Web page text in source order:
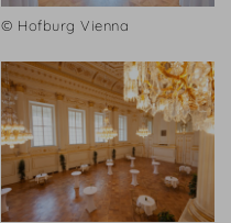
© Hofburg Vienna